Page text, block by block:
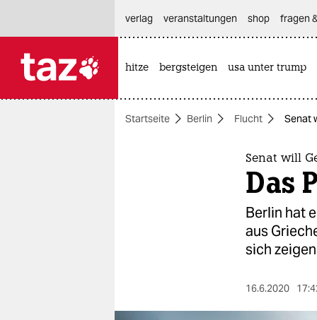
themen
verlag
veranstaltungen shop fragen
hitze bergsteigen usa unter trump
Startseite Berlin Flucht Senat
Senat will
Das
Berlin hat
aus
sich
16.6.2020